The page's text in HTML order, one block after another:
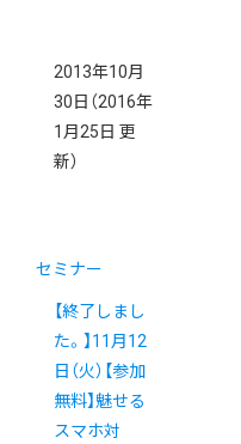
2013年10月
30日 （2016年
1月25日 更
新）
セミナー
【終了しまし
た。】11月12
日（火）【参加
無料】魅せる
スマホ対